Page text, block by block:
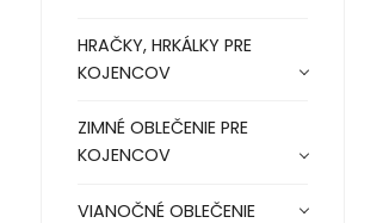
HRAČKY, HRKÁLKY PRE
KOJENCOV
ZIMNÉ OBLEČENIE PRE
KOJENCOV
VIANOČNÉ OBLEČENIE